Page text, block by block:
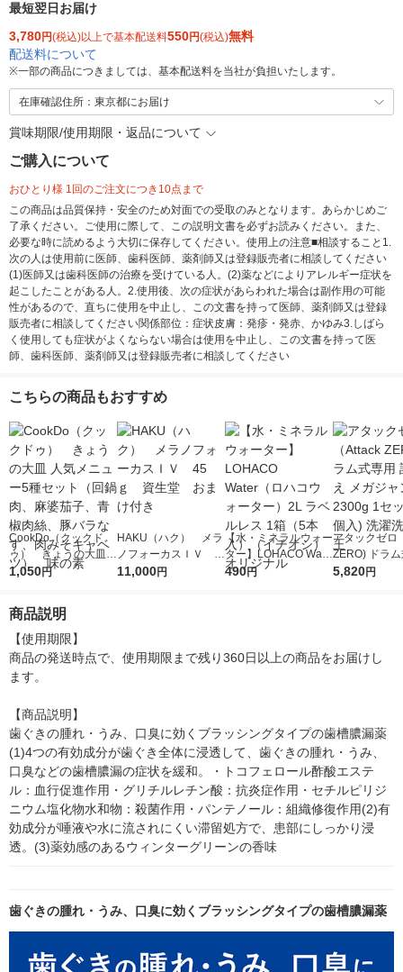
最短翌日お届け
3,780円(税込)以上で基本配送料550円(税込)無料
配送料について
※一部の商品につきましては、基本配送料を当社が負担いたします。
在庫確認住所：東京都にお届け
賞味期限/使用期限・返品について
ご購入について
おひとり様 1回のご注文につき10点まで
この商品は品質保持・安全のため対面での受取のみとなります。あらかじめご
了承ください。ご使用に際して、この説明文書を必ずお読みください。また、
必要な時に読めるよう大切に保存してください。使用上の注意■相談すること1.
次の人は使用前に医師、歯科医師、薬剤師又は登録販売者に相談してください
(1)医師又は歯科医師の治療を受けている人。(2)薬などによりアレルギー症状を
起こしたことがある人。2.使用後、次の症状があらわれた場合は副作用の可能
性があるので、直ちに使用を中止し、この文書を持って医師、薬剤師又は登録
販売者に相談してください関係部位：症状皮膚：発疹・発赤、かゆみ3.しばら
く使用しても症状がよくならない場合は使用を中止し、この文書を持って医
師、歯科医師、薬剤師又は登録販売者に相談してください
こちらの商品もおすすめ
CookDo（クックド
ゥ） きょうの大皿
人気メニュー5種セッ
なす、肉みそキャベ
ツ） 味の素
1,050円
HAKU（ハク） メラ
ノフォーカスＩＶ 4
5ｇ 資生堂 おまけ
11,000円
【水・ミネラルウォー
ター】LOHACO Wate
r（ロハコウォータ
490円
アタックゼロ
ZERO) ドラ
詰め替え メガ
5,820円
商品説明
【使用期限】
商品の発送時点で、使用期限まで残り360日以上の商品をお届けし
ます。
【商品説明】
歯ぐきの腫れ・うみ、口臭に効くブラッシングタイプの歯槽膿漏薬
(1)4つの有効成分が歯ぐき全体に浸透して、歯ぐきの腫れ・うみ、
口臭などの歯槽膿漏の症状を緩和。・トコフェロール酢酸エステ
ル：血行促進作用・グリチルレチン酸：抗炎症作用・セチルピリジ
ニウム塩化物水和物：殺菌作用・パンテノール：組織修復作用(2)有
効成分が唾液や水に流されにくい滞留処方で、患部にしっかり浸
透。(3)薬効感のあるウィンターグリーンの香味
歯ぐきの腫れ・うみ、口臭に効くブラッシングタイプの歯槽膿漏薬